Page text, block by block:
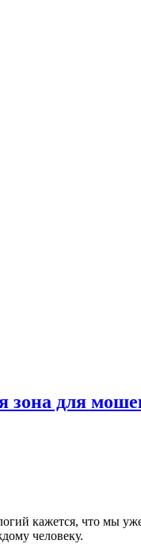
зона для
кажется, что мы
человеку.